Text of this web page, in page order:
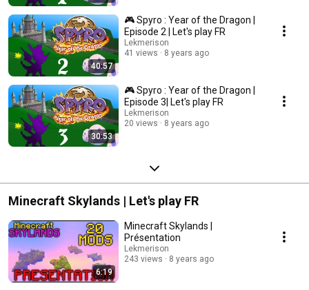
40:57
🎮 Spyro : Year of the Dragon |
Episode 2 | Let's play FR
Lekmerison
41 views
8 years ago
30:53
🎮 Spyro : Year of the Dragon |
Episode 3| Let's play FR
Lekmerison
20 views
8 years ago
Minecraft Skylands | Let's play FR
6:19
Minecraft Skylands |
Présentation
Lekmerison
243 views
8 years ago